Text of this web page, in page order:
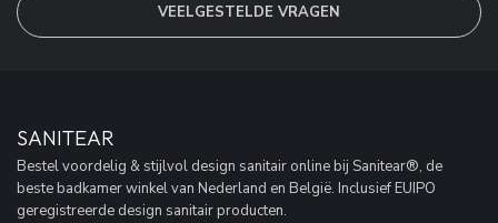
VEELGESTELDE VRAGEN
SANITEAR
Bestel voordelig & stijlvol design sanitair online bij Sanitear®, de
beste badkamer winkel van Nederland en België. Inclusief EUIPO
geregistreerde design sanitair producten.